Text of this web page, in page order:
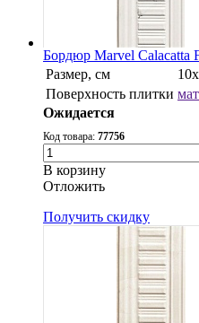
Бордюр Marvel Calacatta
Размер, см
Поверхность плитки
Ожидается
Код товара: 77756
В корзину
Oтложить
Получить скидку